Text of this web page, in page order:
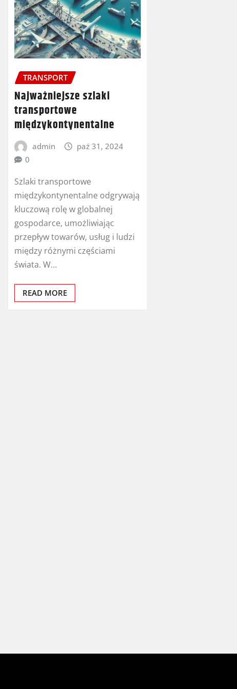
TRANSPORT
Najważniejsze szlaki
transportowe
międzykontynentalne
admin
paź 31, 2024
0
Szlaki transportowe
międzykontynentalne odgrywają
kluczową rolę w globalnej
gospodarce, umożliwiając
przepływ towarów, usług i ludzi
między różnymi częściami
świata. W…
READ MORE